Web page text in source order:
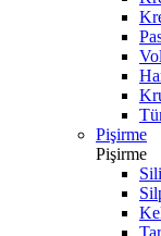
Pişirme
Pişirme